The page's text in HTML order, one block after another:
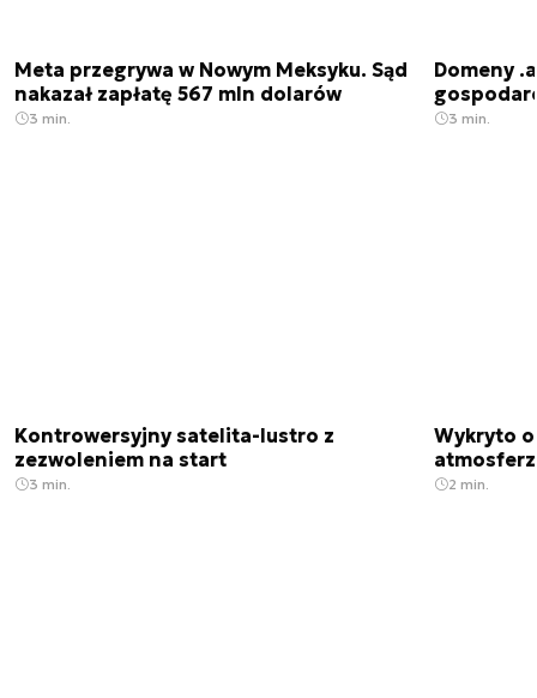
Meta przegrywa w Nowym Meksyku. Sąd
nakazał zapłatę 567 mln dolarów
3 min.
Domeny
3 min.
Kontrowersyjny satelita-lustro z
zezwoleniem na start
3 min.
Wykryto
2 min.